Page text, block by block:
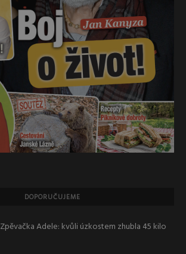
DOPORUČUJEME
Zpěvačka Adele: kvůli úzkostem zhubla 45 kilo